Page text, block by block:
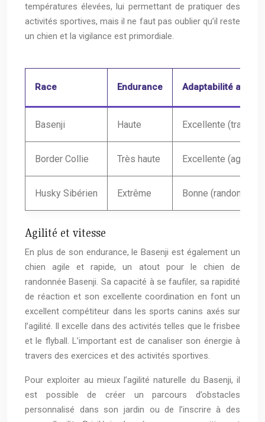
températures élevées, lui permettant de pratiquer des
activités sportives, mais il ne faut pas oublier qu’il reste
un chien et la vigilance est primordiale.
Race Endurance Adaptabilité aux
Basenji Haute Excellente (trail,
Border Collie Très haute Excellente (agility,
Husky Sibérien Extrême Bonne
Agilité et vitesse
En plus de son endurance, le Basenji est également un
chien agile et rapide, un atout pour le chien de
randonnée Basenji. Sa capacité à se faufiler, sa rapidité
de réaction et son excellente coordination en font un
excellent compétiteur dans les sports canins axés sur
l’agilité. Il excelle dans des activités telles que le frisbee
et le flyball. L’important est de canaliser son énergie à
travers des exercices et des activités sportives.
Pour exploiter au mieux l’agilité naturelle du Basenji, il
est possible de créer un parcours d’obstacles
personnalisé dans son jardin ou de l’inscrire à des